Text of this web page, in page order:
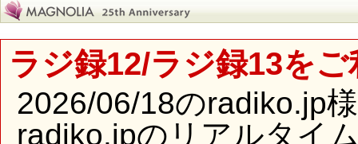
ラジ録12/ラジ録13を
2026/06/18のradiko.jp
radiko.jpのリアルタイ